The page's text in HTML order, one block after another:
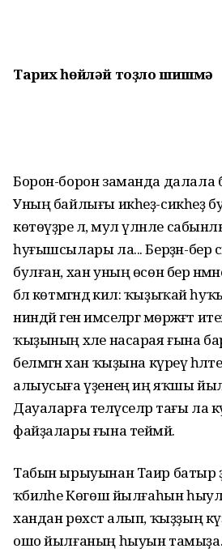
Тарих һөйләй тоҙло шишмә
Борон-борон заманда далала
Уның байлығы икһеҙ-сикһеҙ
көтөүҙәре лә, мул үләнле
һуғышсылары ла... Берҙән-бер
булған, хан уның өсөн бер нәмәне
бәлә көтмәгәндә килә: ҡыҙыҡай
ниндәй генә имселәргә мөрәжәғәт
ҡыҙының хәле насарая ғына
белмәгән хан ҡыҙына күреү
алыусыға үҙенең иң яҡшы йылҡы
Дауаларға теләүселәр тағы ла
файҙалары ғына теймәй.
Табын ырыуынан Таир батыр
ҡәбиләһе Көгөш йылғаһын
хандан рөхсәт алып, ҡыҙҙың
ошо йылғаның һыуын тамыҙа.